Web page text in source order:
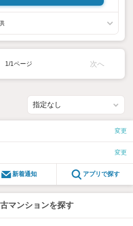
1/1ページ 次へ
変更
変更
新着通知 アプリで探す
マンションを探す